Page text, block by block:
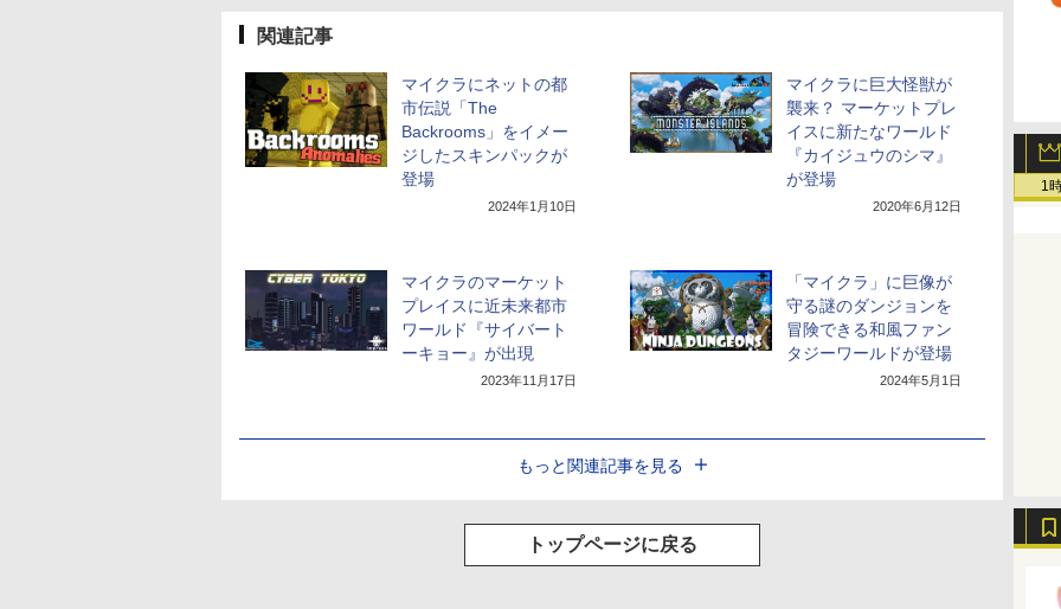
1
関連記事
マイクラにネットの都
市伝説「The
Backrooms」をイメー
ジしたスキンパックが
登場
2024年1月10日
マイクラに巨大怪獣が
襲来？ マーケットプレ
イスに新たなワールド
『カイジュウのシマ』
が登場
2020年6月12日
マイクラのマーケット
プレイスに近未来都市
ワールド『サイバート
ーキョー』が出現
2023年11月17日
「マイクラ」に巨像が
守る謎のダンジョンを
冒険できる和風ファン
タジーワールドが登場
2024年5月1日
もっと関連記事を見る
トップページに戻る